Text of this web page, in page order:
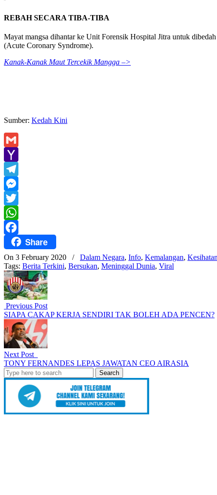
REBAH SECARA TIBA-TIBA
Mayat mangsa dihantar ke Unit Forensik Hospital Jitra untuk
(Acute Coronary Syndrome).
Kanak-Kanak Maut Tercekik Mangga –>
Sumber: Kedah Kini
Gmail
Yahoo
Mail
Telegram
Messenger
Twitter
WhatsApp
FacebookShare
On 3 February 2020 / Dalam Negara, Info, Kemalangan, Kesihatan
Tags: Berita Terkini, Bersukan, Meninggal Dunia, Viral
Previous Post
SIAPA CAKAP KERJA SENDIRI TAK BOLEH ADA PENCEN?
Next Post
TONY FERNANDES LEPAS JAWATAN CEO AIRASIA
Search
for: